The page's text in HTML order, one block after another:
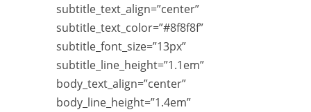
subtitle_text_align=”center”
subtitle_text_color=”#8f8f8f”
subtitle_font_size=”13px”
subtitle_line_height=”1.1em”
body_text_align=”center”
body_line_height=”1.4em”